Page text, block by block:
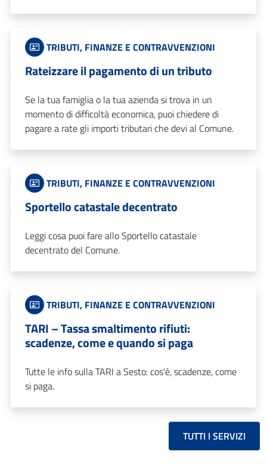
TRIBUTI, FINANZE E CONTRAVVENZIONI
Rateizzare il pagamento di un tributo
Se la tua famiglia o la tua azienda si trova in un
momento di difficoltà economica, puoi chiedere di
pagare a rate gli importi tributari che devi al Comune.
TRIBUTI, FINANZE E CONTRAVVENZIONI
Sportello catastale decentrato
Leggi cosa puoi fare allo Sportello catastale
decentrato del Comune.
TRIBUTI, FINANZE E CONTRAVVENZIONI
TARI – Tassa smaltimento rifiuti:
scadenze, come e quando si paga
Tutte le info sulla TARI a Sesto: cos'è, scadenze, come
si paga.
TUTTI I SERVIZI